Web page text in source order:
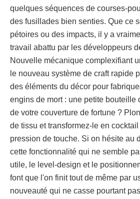
quelques séquences de courses-
des fusillades bien senties. Que ce
pétoires ou des impacts, il y a
travail abattu par les développeurs
Nouvelle mécanique complexifiant
le nouveau système de craft rapide
des éléments du décor pour
engins de mort : une petite bouteille
de votre couverture de fortune ?
de tissu et transformez-le en
pression de touche. Si on hésite au
cette fonctionnalité qui ne semble
utile, le level-design et le
font que l'on finit tout de même par
nouveauté qui ne casse pourtant